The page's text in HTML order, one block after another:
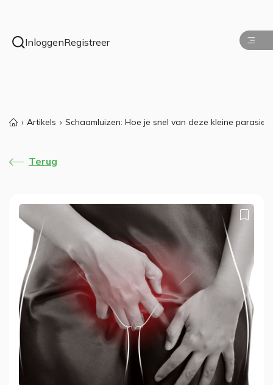
InloggenRegistreer
Artikels Schaamluizen: Hoe je snel van deze kleine
Terug